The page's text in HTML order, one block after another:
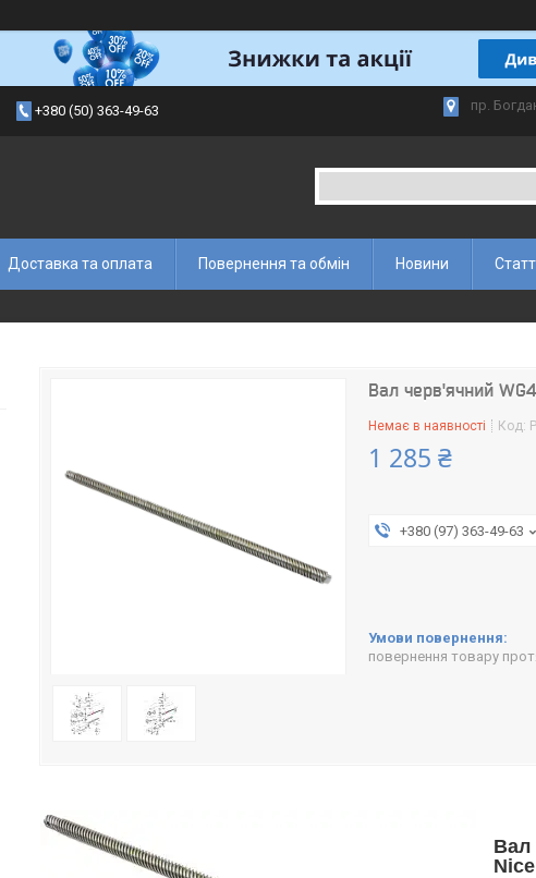
+380 (50) 363-49-63 пр.
Доставка та оплата Повернення та обмін Новини
Вал черв'ячний
Немає в наявності Код:
1 285 ₴
+380 (97) 363-49-63
повернення товару
Вал
Nice